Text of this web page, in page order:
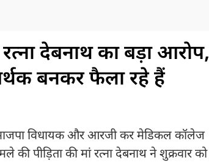
देबनाथ का बड़ा आरोप,
बनकर फैला रहे हैं
भाजपा विधायक और आरजी कर मेडिकल कॉलेज
की पीड़िता की मां रत्ना देबनाथ ने शुक्रवार को